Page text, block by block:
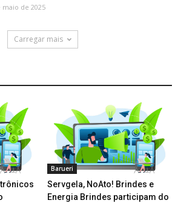
maio de 2025
Carregar mais
Barueri
Servgela, NoAto! Brindes e
Energia Brindes participam do